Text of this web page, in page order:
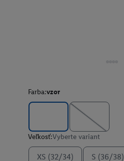
Farba:vzor
Veľkosť:Vyberte variant
XS (32/34) S (36/38)